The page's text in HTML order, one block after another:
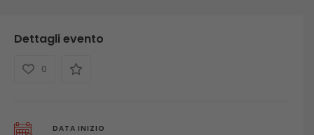
Dettagli evento
0
DATA INIZIO